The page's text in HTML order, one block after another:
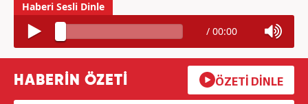
/ 00:00
HABERİN ÖZETİ ÖZETİ DİNLE